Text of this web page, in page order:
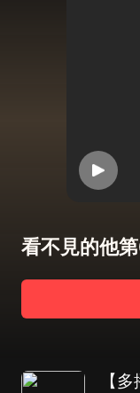
看不見的他